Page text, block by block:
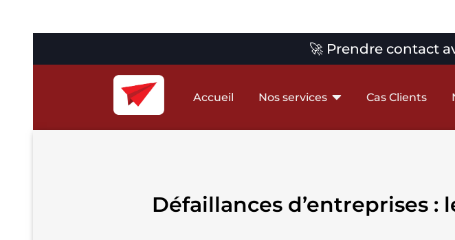
🚀 Prendre contact
Accueil Nos services Cas Clients
Défaillances d’entreprises :